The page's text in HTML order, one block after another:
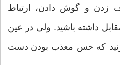
زدن و گوش دادن، ارتباط
داشته باشید. ولی در عین
که حس معذب بودن دست